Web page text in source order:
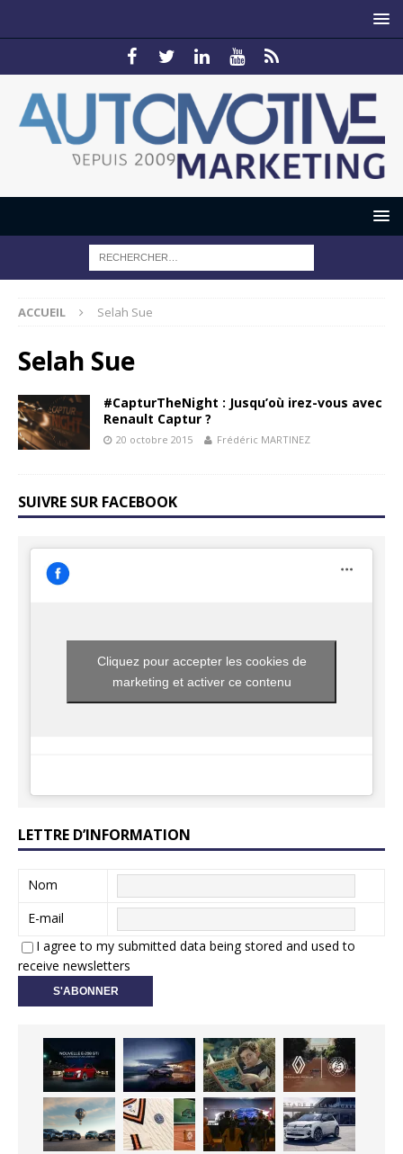
ACCUEIL Selah Sue
Selah Sue
#CapturTheNight : Jusqu’où irez-vous avec
Renault Captur ?
20 octobre 2015 Frédéric MARTINEZ
SUIVRE SUR FACEBOOK
Cliquez pour accepter les cookies de
marketing et activer ce contenu
LETTRE D’INFORMATION
Nom
E-mail
I agree to my submitted data being stored and used to
receive newsletters